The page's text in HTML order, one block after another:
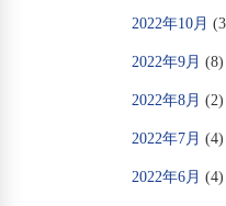
2022年10月
2022年9月 (8)
2022年8月 (2)
2022年7月 (4)
2022年6月 (4)